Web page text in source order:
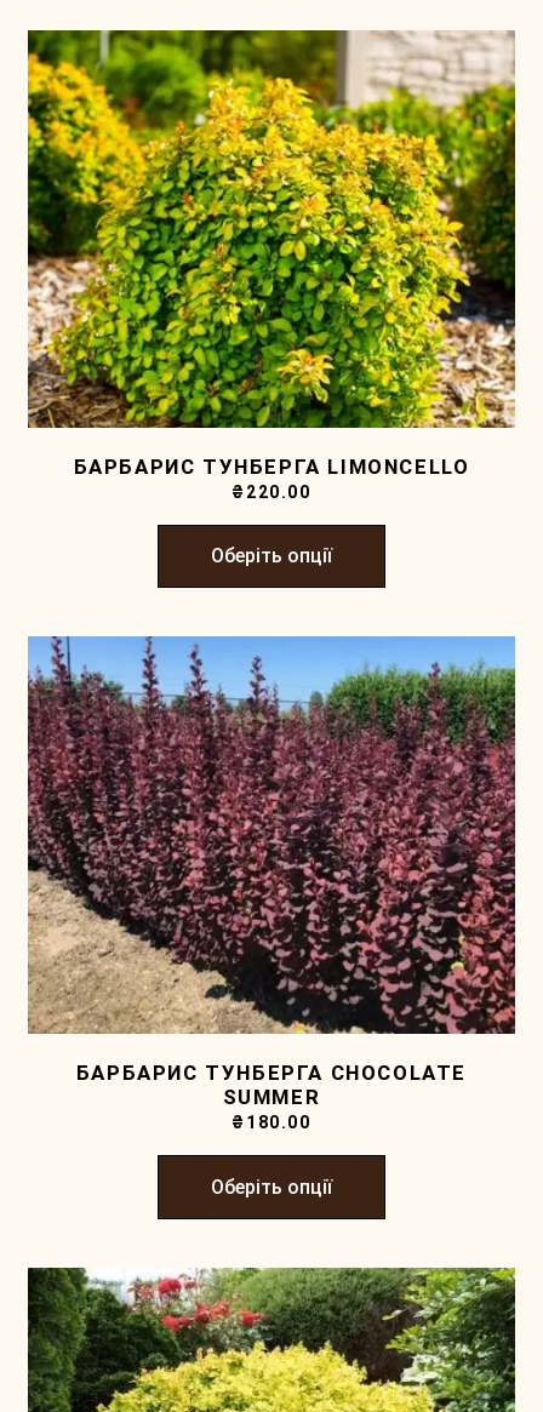
БАРБАРИС ТУНБЕРГА LIMONCELLO
₴ 220.00
Оберіть опції
БАРБАРИС ТУНБЕРГА CHOCOLATE
SUMMER
₴ 180.00
Оберіть опції